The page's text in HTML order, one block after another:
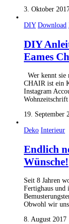
3. Oktober
DIY Download
DIY
Eames
Wer kennt
CHAIR ist ein
Instagram
19. September
Deko Interieur
Endlich
Wünsche!
Seit 8 Jahren
Fertighaus und
Obwohl wir
8. August 2017